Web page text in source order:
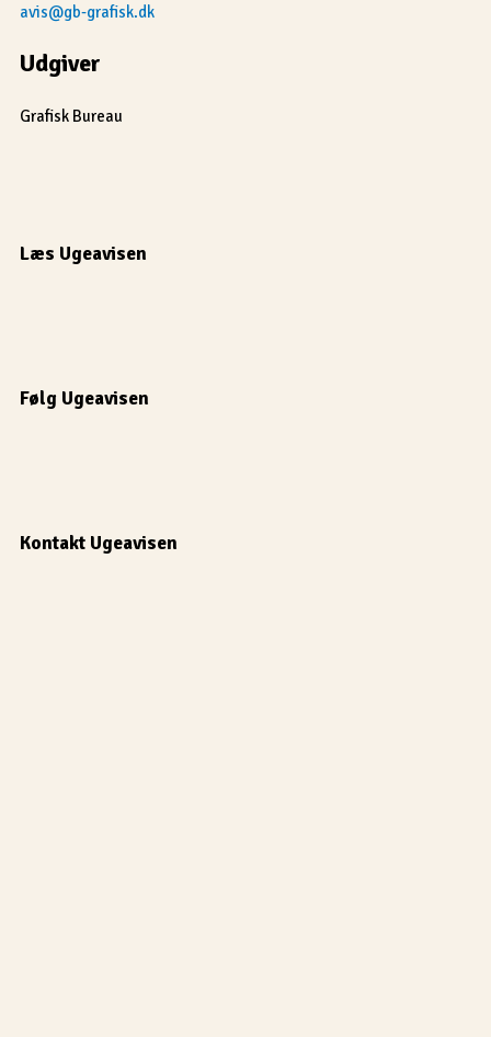
avis@gb-grafisk.dk
Udgiver
Grafisk Bureau
Læs Ugeavisen
Følg Ugeavisen
Kontakt Ugeavisen